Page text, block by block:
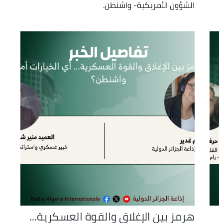
الشؤون الأمريكية- واشنطن.
هرمز بين الإغلاق والقوة العسكرية...